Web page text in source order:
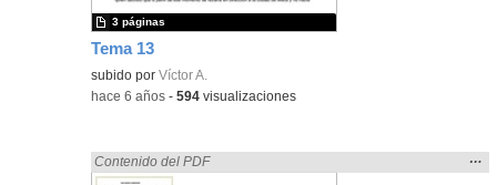
Tema 13
subido porVíctor A.
3 páginas
-hace 6 años -594 visualizaciones
Encontrado «rezo» en:
Contenido del PDF
la
…